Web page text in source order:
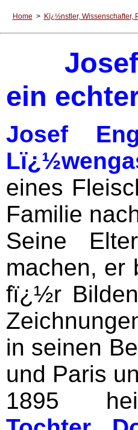
Home > Kï¿½nstler, Wissenschafter,
ein
Josef
eines
Familie
Seine
machen, er
fï¿½r
in seinen
und Paris
1895